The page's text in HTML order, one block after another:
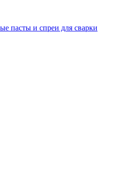
пасты и спреи для сварки